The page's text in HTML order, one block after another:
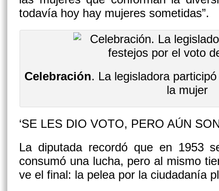
todavía hoy hay mujeres sometidas”.
Celebración. La legisladora
la mujer
‘SE LES DIO VOTO, PERO AÚN
La diputada recordó que en 1953
consumó una lucha, pero al mismo
ve el final: la pelea por la ciudadanía